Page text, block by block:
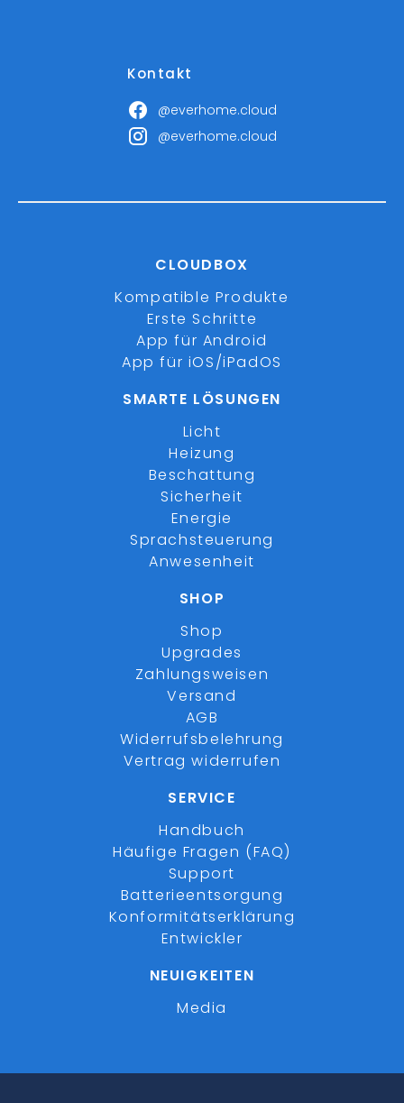
Kontakt
@everhome.cloud
@everhome.cloud
CLOUDBOX
Kompatible Produkte
Erste Schritte
App für Android
App für iOS/iPadOS
SMARTE LÖSUNGEN
Licht
Heizung
Beschattung
Sicherheit
Energie
Sprachsteuerung
Anwesenheit
SHOP
Shop
Upgrades
Zahlungsweisen
Versand
AGB
Widerrufsbelehrung
Vertrag widerrufen
SERVICE
Handbuch
Häufige Fragen (FAQ)
Support
Batterieentsorgung
Konformitätserklärung
Entwickler
NEUIGKEITEN
Media